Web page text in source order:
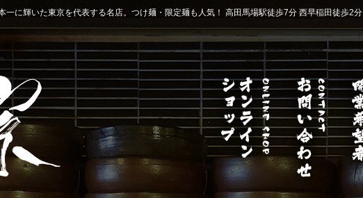
一に輝いた東京を代表する名店。つけ麺・限定麺も人気！ 高田馬場駅徒歩7分 西早稲田徒歩2分